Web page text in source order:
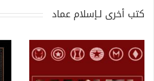
كتب أخرى لـإسلام عماد